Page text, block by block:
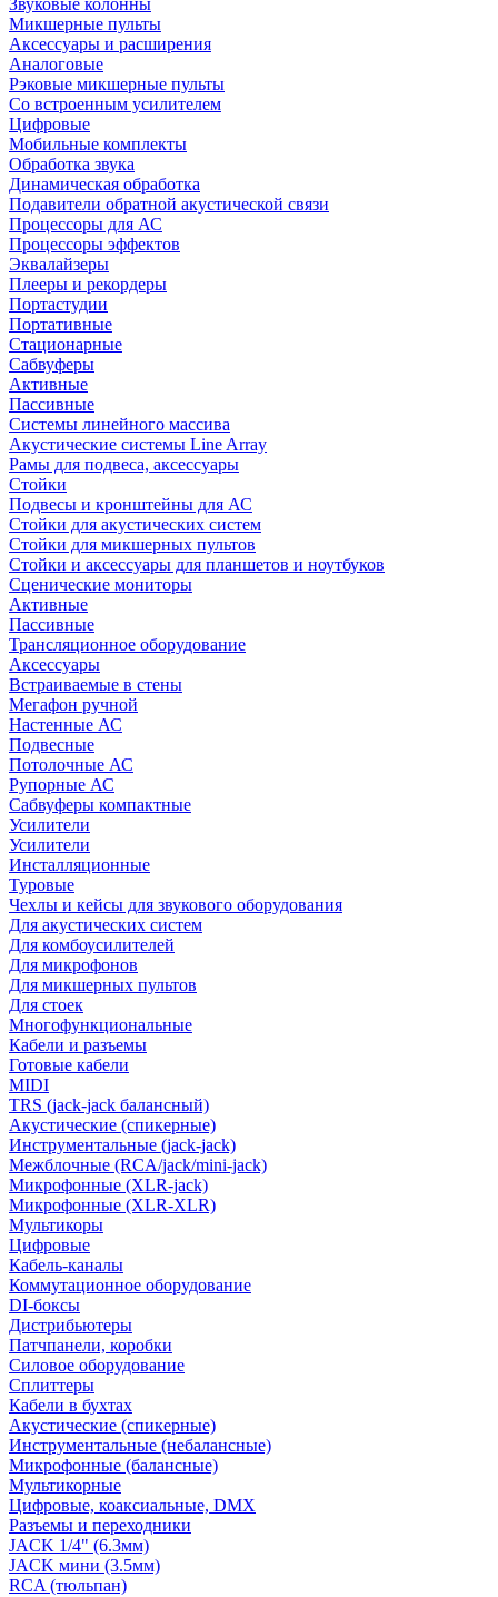
Звуковые колонны
Микшерные пульты
Аксессуары и расширения
Аналоговые
Рэковые микшерные пульты
Со встроенным усилителем
Цифровые
Мобильные комплекты
Обработка звука
Динамическая обработка
Подавители обратной акустической связи
Процессоры для АС
Процессоры эффектов
Эквалайзеры
Плееры и рекордеры
Портастудии
Портативные
Стационарные
Сабвуферы
Активные
Пассивные
Системы линейного массива
Акустические системы Line Array
Рамы для подвеса, аксессуары
Стойки
Подвесы и кронштейны для АС
Стойки для акустических систем
Стойки для микшерных пультов
Стойки и аксессуары для планшетов и ноутбуков
Сценические мониторы
Активные
Пассивные
Трансляционное оборудование
Аксессуары
Встраиваемые в стены
Мегафон ручной
Настенные АС
Подвесные
Потолочные АС
Рупорные АС
Сабвуферы компактные
Усилители
Усилители
Инсталляционные
Туровые
Чехлы и кейсы для звукового оборудования
Для акустических систем
Для комбоусилителей
Для микрофонов
Для микшерных пультов
Для стоек
Многофункциональные
Кабели и разъемы
Готовые кабели
MIDI
TRS (jack-jack балансный)
Акустические (спикерные)
Инструментальные (jack-jack)
Межблочные (RCA/jack/mini-jack)
Микрофонные (XLR-jack)
Микрофонные (XLR-XLR)
Мультикоры
Цифровые
Кабель-каналы
Коммутационное оборудование
DI-боксы
Дистрибьютеры
Патчпанели, коробки
Силовое оборудование
Сплиттеры
Кабели в бухтах
Акустические (спикерные)
Инструментальные (небалансные)
Микрофонные (балансные)
Мультикорные
Цифровые, коаксиальные, DMX
Разъемы и переходники
JACK 1/4" (6.3мм)
JACK мини (3.5мм)
RCA (тюльпан)